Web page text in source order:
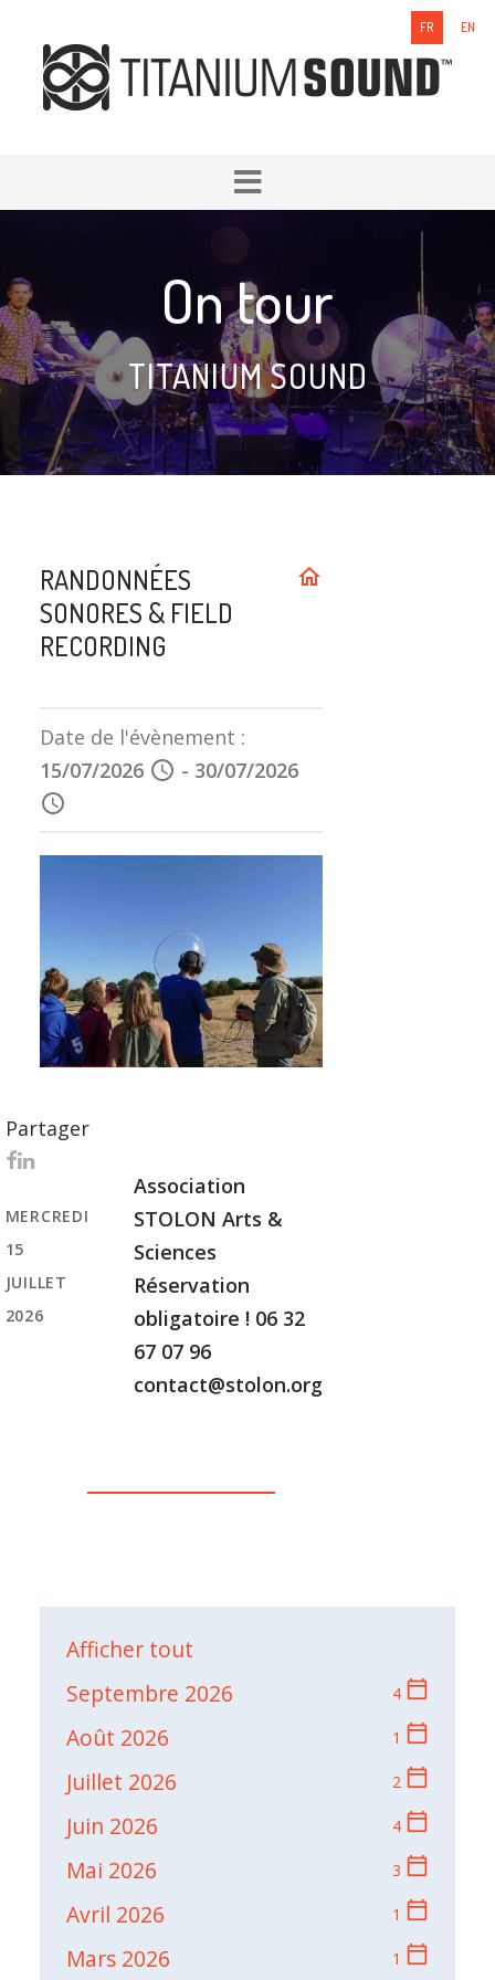
FR EN
On tour
TITANIUM SOUND
home
RANDONNÉES
SONORES & FIELD
RECORDING
Date de l'évènement :
15/07/2026 schedule - 30/07/2026
schedule
Association
STOLON Arts &
Sciences
Réservation
obligatoire ! 06 32
67 07 96
contact@stolon.org
Partager
MERCREDI
15
JUILLET
2026
Afficher tout
Septembre 2026
4 calendar_today
Août 2026 1 calendar_today
Juillet 2026 2 calendar_today
Juin 2026 4 calendar_today
Mai 2026 3 calendar_today
Avril 2026 1 calendar_today
Mars 2026 1 calendar_today